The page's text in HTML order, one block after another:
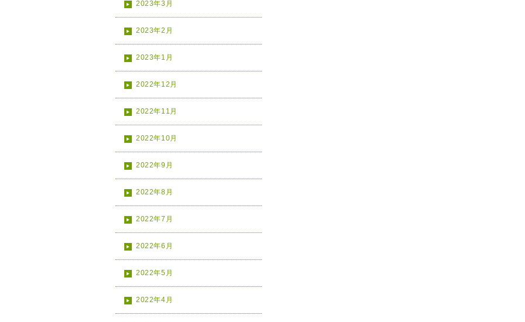
2023年3月
2023年2月
2023年1月
2022年12月
2022年11月
2022年10月
2022年9月
2022年8月
2022年7月
2022年6月
2022年5月
2022年4月